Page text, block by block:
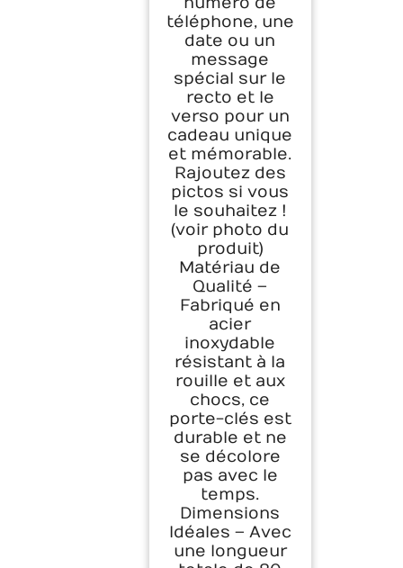
téléphone, une
date ou un
message
spécial sur le
recto et le
verso pour un
cadeau unique
et mémorable.
Rajoutez des
pictos si vous
le souhaitez !
(voir photo du
produit)
Matériau de
Qualité –
Fabriqué en
acier
inoxydable
résistant à la
rouille et aux
chocs, ce
porte-clés est
durable et ne
se décolore
pas avec le
temps.
Dimensions
Idéales – Avec
une longueur